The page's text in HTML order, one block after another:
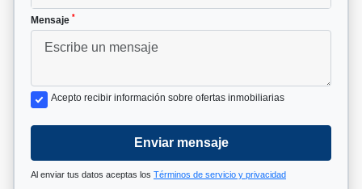
Mensaje *
Acepto recibir información sobre ofertas inmobiliarias
Enviar mensaje
Al enviar tus datos aceptas los Términos de servicio y privacidad